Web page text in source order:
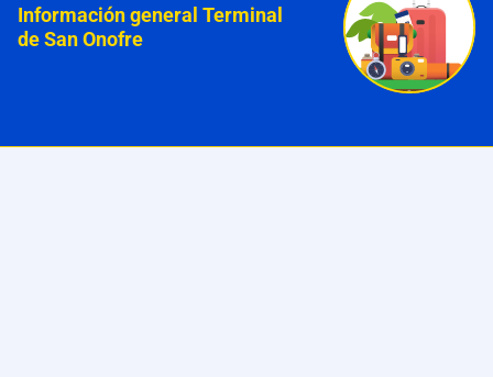
Información general Terminal
de San Onofre